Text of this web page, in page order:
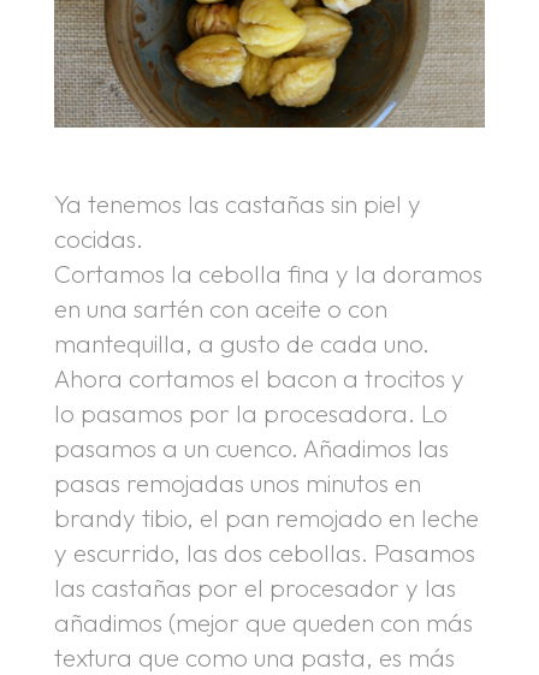
Ya tenemos las castañas sin piel y
cocidas.
Cortamos la cebolla fina y la doramos
en una sartén con aceite o con
mantequilla, a gusto de cada uno.
Ahora cortamos el bacon a trocitos y
lo pasamos por la procesadora. Lo
pasamos a un cuenco. Añadimos las
pasas remojadas unos minutos en
brandy tibio, el pan remojado en leche
y escurrido, las dos cebollas. Pasamos
las castañas por el procesador y las
añadimos (mejor que queden con más
textura que como una pasta, es más